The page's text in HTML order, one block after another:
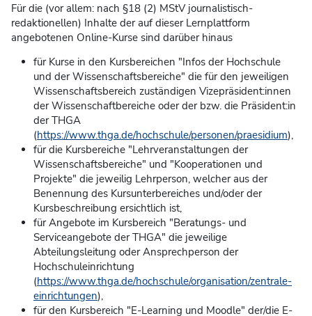
Für die (vor allem: nach §18 (2) MStV journalistisch-
redaktionellen) Inhalte der auf dieser Lernplattform
angebotenen Online-Kurse sind darüber hinaus
für Kurse in den Kursbereichen "Infos der Hochschule
und der Wissenschaftsbereiche" die für den jeweiligen
Wissenschaftsbereich zuständigen Vizepräsident:innen
der Wissenschaftbereiche oder der bzw. die Präsident:in
der THGA
(https://www.thga.de/hochschule/personen/praesidium),
für die Kursbereiche "Lehrveranstaltungen der
Wissenschaftsbereiche" und "Kooperationen und
Projekte" die jeweilig Lehrperson, welcher aus der
Benennung des Kursunterbereiches und/oder der
Kursbeschreibung ersichtlich ist,
für Angebote im Kursbereich "Beratungs- und
Serviceangebote der THGA" die jeweilige
Abteilungsleitung oder Ansprechperson der
Hochschuleinrichtung
(https://www.thga.de/hochschule/organisation/zentrale-
einrichtungen),
für den Kursbereich "E-Learning und Moodle" der/die E-